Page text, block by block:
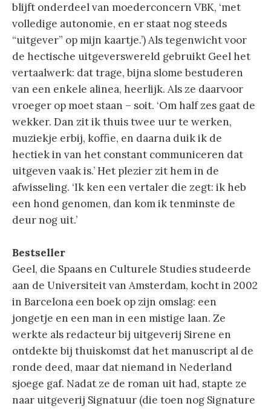
blijft onderdeel van moederconcern VBK, ‘met
volledige autonomie, en er staat nog steeds
“uitgever” op mijn kaartje.’) Als tegenwicht voor
de hectische uitgeverswereld gebruikt Geel het
vertaalwerk: dat trage, bijna slome bestuderen
van een enkele alinea, heerlijk. Als ze daarvoor
vroeger op moet staan – soit. ‘Om half zes gaat de
wekker. Dan zit ik thuis twee uur te werken,
muziekje erbij, koffie, en daarna duik ik de
hectiek in van het constant communiceren dat
uitgeven vaak is.’ Het plezier zit hem in de
afwisseling. ‘Ik ken een vertaler die zegt: ik heb
een hond genomen, dan kom ik tenminste de
deur nog uit.’
Bestseller
Geel, die Spaans en Culturele Studies studeerde
aan de Universiteit van Amsterdam, kocht in 2002
in Barcelona een boek op zijn omslag: een
jongetje en een man in een mistige laan. Ze
werkte als redacteur bij uitgeverij Sirene en
ontdekte bij thuiskomst dat het manuscript al de
ronde deed, maar dat niemand in Nederland
sjoege gaf. Nadat ze de roman uit had, stapte ze
naar uitgeverij Signatuur (die toen nog Signature